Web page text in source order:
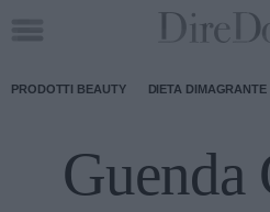
PRODOTTI BEAUTY DIETA DIMAGRANTE
Guenda